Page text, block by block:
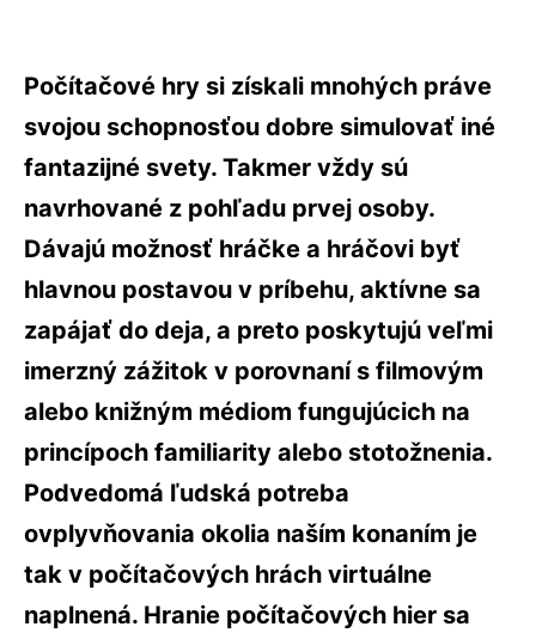
Počítačové hry si získali mnohých práve
svojou schopnosťou dobre simulovať iné
fantazijné svety. Takmer vždy sú
navrhované z pohľadu prvej osoby.
Dávajú možnosť hráčke a hráčovi byť
hlavnou postavou v príbehu, aktívne sa
zapájať do deja, a preto poskytujú veľmi
imerzný zážitok v porovnaní s filmovým
alebo knižným médiom fungujúcich na
princípoch familiarity alebo stotožnenia.
Podvedomá ľudská potreba
ovplyvňovania okolia naším konaním je
tak v počítačových hrách virtuálne
naplnená. Hranie počítačových hier sa